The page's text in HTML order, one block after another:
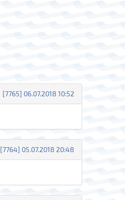
[7765] 06.07.2018 10:52
[7764] 05.07.2018 20:48